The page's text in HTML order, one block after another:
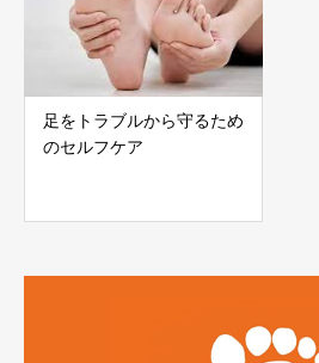
足をトラブルから守るため
のセルフケア